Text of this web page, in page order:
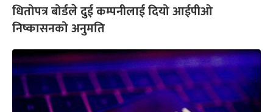
धितोपत्र बोर्डले दुई कम्पनीलाई दियो आईपीओ
निष्कासनको अनुमति